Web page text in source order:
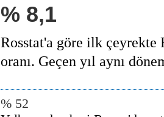
% 8,1
Rosstat'a göre ilk çeyrekte
oranı. Geçen yıl aynı
% 52